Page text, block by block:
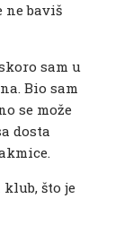
ne baviš
sam u
Bio sam
se može
dosta
što je